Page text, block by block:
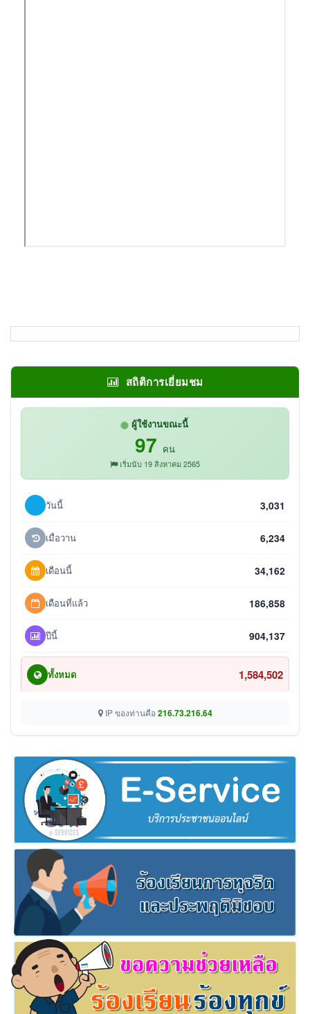
สถิติการเยี่ยมชม
ผู้ใช้งานขณะนี้
97 คน
เริ่มนับ 19 สิงหาคม 2565
วันนี้ 3,031
เมื่อวาน 6,234
เดือนนี้ 34,162
เดือนที่แล้ว 186,858
ปีนี้ 904,137
ทั้งหมด 1,584,502
IP ของท่านคือ 216.73.216.64